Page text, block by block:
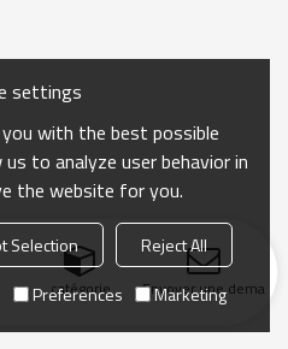
catégorie Envoyer une
settings
with the best possible
to analyze user behavior in
the website for you.
Selection
Reject All
Preferences Marketing